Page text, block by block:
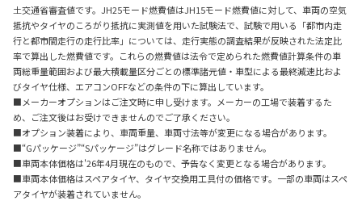
土交通省審査値です。JH25モード燃費値はJH15モード燃費値に対して、車両の空気
抵抗やタイヤのころがり抵抗に実測値を用いた試験法で、試験で用いる「都市内走
行と都市間走行の走行比率」については、走行実態の調査結果が反映された法定比
率で算出した燃費値です。これらの燃費値は法令で定められた燃費値計算条件の車
両総重量範囲および最大積載量区分ごとの標準諸元値・車型による最終減速比およ
びタイヤ仕様、エアコンOFFなどの条件の下に算出しています。
■メーカーオプションはご注文時に申し受けます。メーカーの工場で装着するた
め、ご注文後はお受けできませんのでご了承ください。
■オプション装着により、車両重量、車両寸法等が変更になる場合があります。
■“Gパッケージ”“Sパッケージ”はグレード名称ではありません。
■車両本体価格は'26年4月現在のもので、予告なく変更となる場合があります。
■車両本体価格はスペアタイヤ、タイヤ交換用工具付の価格です。一部の車両はスペ
アタイヤが装着されていません。